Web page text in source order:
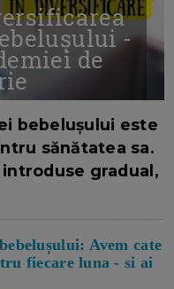
-
de
bebelușului este
sănătatea sa.
gradual,
Avem cate
fiecare luna - si ai